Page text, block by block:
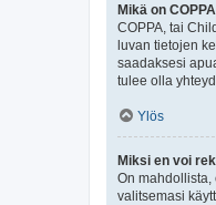
Mikä on
COPPA, tai
luvan tietojen
saadaksesi
tulee olla
Ylös
Miksi en voi
On mahdollista,
valitsemasi